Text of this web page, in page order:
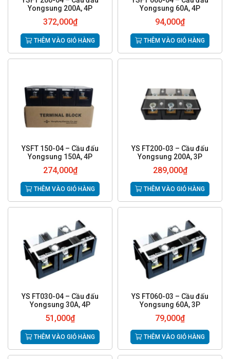
Yongsung 200A, 4P
372,000₫
THÊM VÀO GIỎ HÀNG
Yongsung 60A, 4P
94,000₫
THÊM VÀO GIỎ HÀNG
YSFT 150-04 – Cầu đấu
Yongsung 150A, 4P
274,000₫
THÊM VÀO GIỎ HÀNG
YS FT200-03 – Cầu đấu
Yongsung 200A, 3P
289,000₫
THÊM VÀO GIỎ HÀNG
YS FT030-04 – Cầu đấu
Yongsung 30A, 4P
51,000₫
THÊM VÀO GIỎ HÀNG
YS FT060-03 – Cầu đấu
Yongsung 60A, 3P
79,000₫
THÊM VÀO GIỎ HÀNG